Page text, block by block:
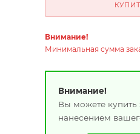
Внимание!
Минимальная сумма
Внимание!
Вы можете купить
нанесением